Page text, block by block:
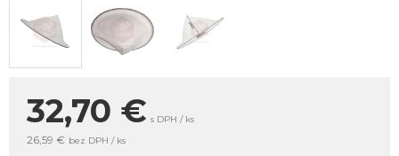
32,70 € s DPH / ks
26,59 € bez DPH / ks